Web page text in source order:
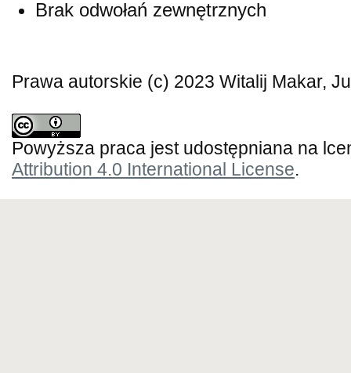
Brak odwołań zewnętrznych
Prawa autorskie (c) 2023 Witalij Makar,
Powyższa praca jest udostępniana na
Attribution 4.0 International License.